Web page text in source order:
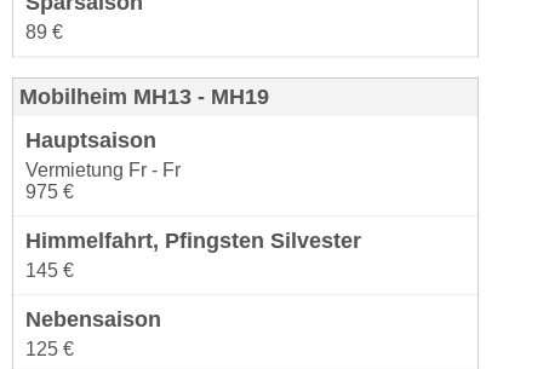
89 €
Mobilheim MH13 - MH19
Vermietung Fr - Fr
975 €
145 €
125 €